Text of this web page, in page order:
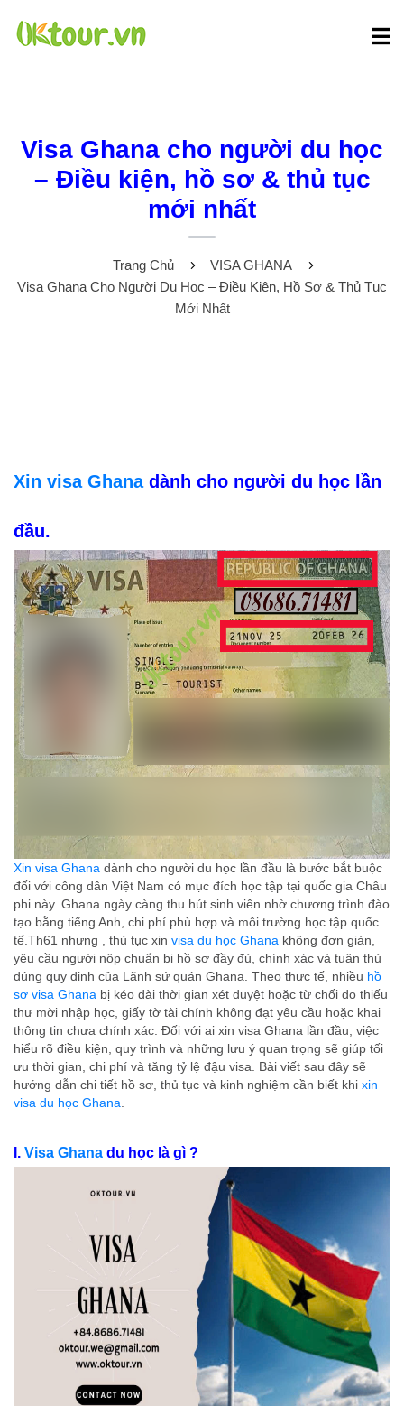
Visa Ghana cho người du học
– Điều kiện, hồ sơ & thủ tục
mới nhất
Trang Chủ
VISA GHANA
Visa Ghana Cho Người Du Học – Điều Kiện, Hồ Sơ & Thủ Tục
Mới Nhất
Xin visa Ghanadành cho người du học lần
đầu.
Xin visa Ghana dành cho người du học lần đầu là bước bắt buộc
đối với công dân Việt Nam có mục đích học tập tại quốc gia Châu
phi này. Ghana ngày càng thu hút sinh viên nhờ chương trình đào
tạo bằng tiếng Anh, chi phí phù hợp và môi trường học tập quốc
tế.Th61 nhưng , thủ tục xin visa du học Ghana không đơn giản,
yêu cầu người nộp chuẩn bị hồ sơ đầy đủ, chính xác và tuân thủ
đúng quy định của Lãnh sứ quán Ghana. Theo thực tế, nhiều hồ
sơ visa Ghana bị kéo dài thời gian xét duyệt hoặc từ chối do thiếu
thư mời nhập học, giấy tờ tài chính không đạt yêu cầu hoặc khai
thông tin chưa chính xác. Đối với ai xin visa Ghana lần đầu, việc
hiểu rõ điều kiện, quy trình và những lưu ý quan trọng sẽ giúp tối
ưu thời gian, chi phí và tăng tỷ lệ đậu visa. Bài viết sau đây sẽ
hướng dẫn chi tiết hồ sơ, thủ tục và kinh nghiệm cần biết khi xin
visa du học Ghana
I. Visa Ghana du học là gì ?